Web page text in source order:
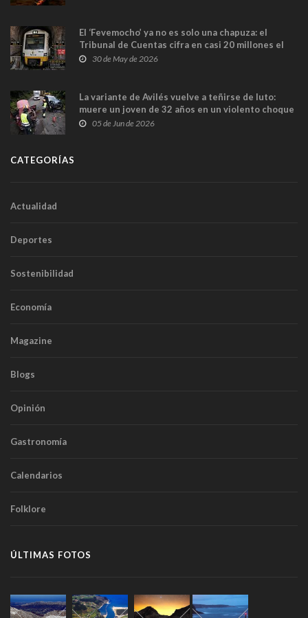
El ‘Fevemocho’ ya no es solo una chapuza: el
Tribunal de Cuentas cifra en casi 20 millones el
sobrecoste de los trenes que no cabían por los
30 de May de 2026
La variante de Avilés vuelve a teñirse de luto:
muere un joven de 32 años en un violento choque
frontal
05 de Jun de 2026
CATEGORÍAS
Actualidad
Deportes
Sostenibilidad
Economía
Magazine
Blogs
Opinión
Gastronomía
Calendarios
Folklore
ÚLTIMAS FOTOS